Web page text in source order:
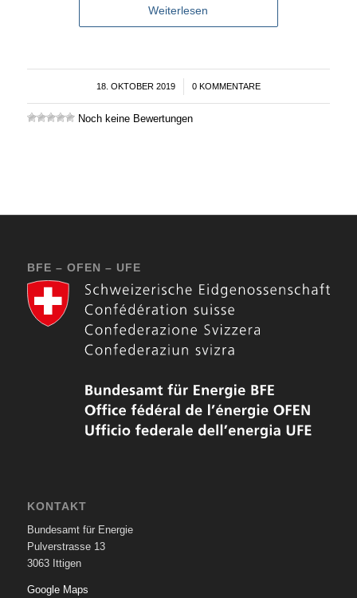
Weiterlesen
18. OKTOBER 2019
/ 0 KOMMENTARE
Noch keine Bewertungen
BFE – OFEN – UFE
KONTAKT
Bundesamt für Energie
Pulverstrasse 13
3063 Ittigen
Google Maps